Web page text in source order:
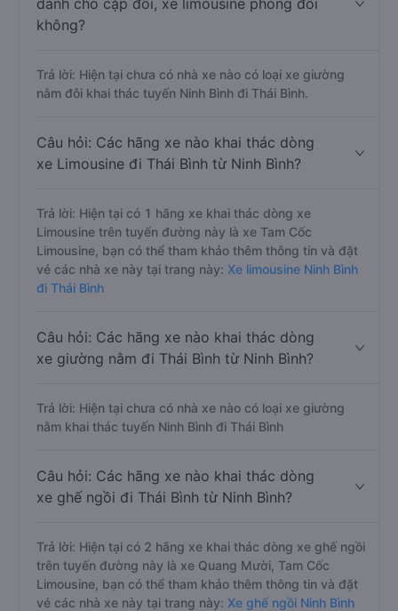
dành cho cặp đôi, xe limousine phòng đôi
không?
Trả lời: Hiện tại chưa có nhà xe nào có loại xe giường
nằm đôi khai thác tuyến Ninh Bình đi Thái Bình.
Câu hỏi: Các hãng xe nào khai thác dòng
xe Limousine đi Thái Bình từ Ninh Bình?
Trả lời: Hiện tại có 1 hãng xe khai thác dòng xe
Limousine trên tuyến đường này là xe Tam Cốc
Limousine, bạn có thể tham khảo thêm thông tin và đặt
vé các nhà xe này tại trang này: Xe limousine Ninh Bình
đi Thái Bình
Câu hỏi: Các hãng xe nào khai thác dòng
xe giường nằm đi Thái Bình từ Ninh Bình?
Trả lời: Hiện tại chưa có nhà xe nào có loại xe giường
nằm khai thác tuyến Ninh Bình đi Thái Bình
Câu hỏi: Các hãng xe nào khai thác dòng
xe ghế ngồi đi Thái Bình từ Ninh Bình?
Trả lời: Hiện tại có 2 hãng xe khai thác dòng xe ghế ngồi
trên tuyến đường này là xe Quang Mười, Tam Cốc
Limousine, bạn có thể tham khảo thêm thông tin và đặt
vé các nhà xe này tại trang này: Xe ghế ngồi Ninh Bình